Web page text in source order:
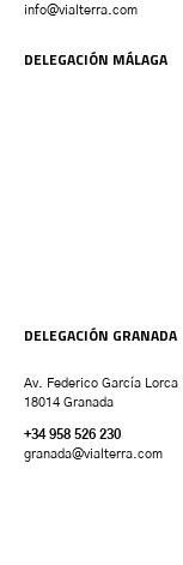
info@vialterra.com
DELEGACIÓN MÁLAGA
DELEGACIÓN GRANADA
Av. Federico García Lorca
18014 Granada
+34 958 526 230
granada@vialterra.com